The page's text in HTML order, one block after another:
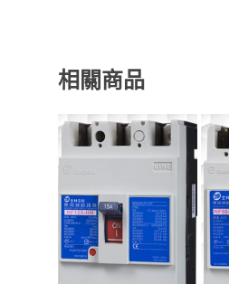
相關商品